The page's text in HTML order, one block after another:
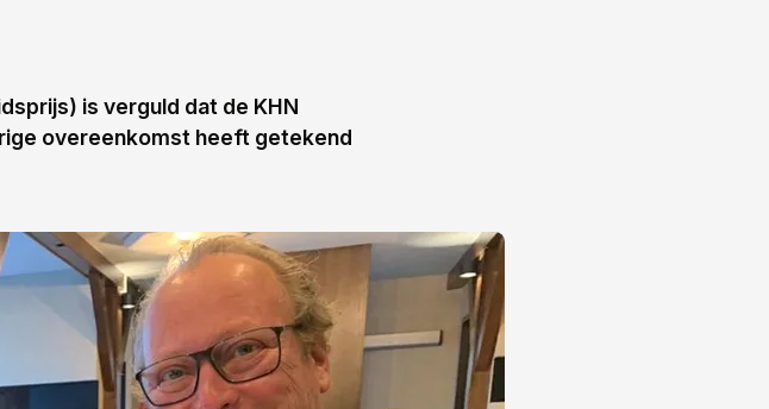
is verguld dat de KHN
overeenkomst heeft getekend